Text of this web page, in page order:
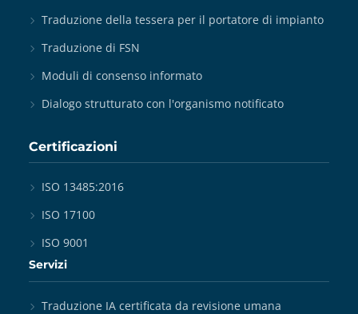
Traduzione della tessera per il portatore di impianto
Traduzione di FSN
Moduli di consenso informato
Dialogo strutturato con l'organismo notificato
Certificazioni
ISO 13485:2016
ISO 17100
ISO 9001
Servizi
Traduzione IA certificata da revisione umana